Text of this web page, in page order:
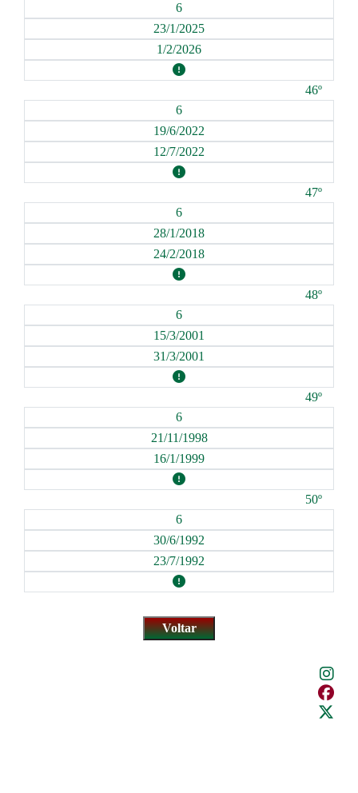
6
23/1/2025
1/2/2026
46º
6
19/6/2022
12/7/2022
47º
6
28/1/2018
24/2/2018
48º
6
15/3/2001
31/3/2001
49º
6
21/11/1998
16/1/1999
50º
6
30/6/1992
23/7/1992